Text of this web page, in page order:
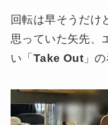
回転は早そうだけ
思っていた矢先、
い「Take Out」の